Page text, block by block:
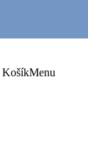
KošíkMenu